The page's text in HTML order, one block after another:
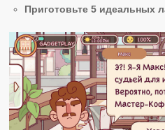
Приготовьте 5 идеальных